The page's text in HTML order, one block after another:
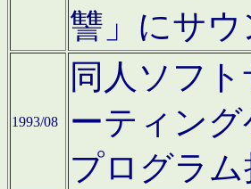
讐」にサ
1993/08
同人ソフ
ーティン
プログラ